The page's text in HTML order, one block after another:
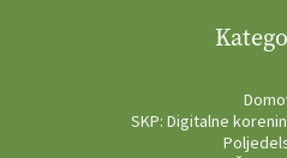
SKP: Digitalne